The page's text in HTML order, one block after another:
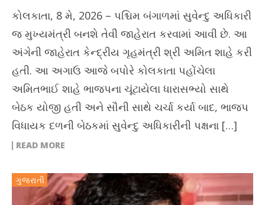
કોલકાતા, 8 મે, 2026 – પશ્ચિમ બંગાળમાં સુવેન્દુ અધિકારી
જ મુખ્યમંત્રી બનશે તેવી જાહેરાત કરવામાં આવી છે. આ
અંગેની જાહેરાત કેન્દ્રીય ગૃહમંત્રી શ્રી અમિત શાહે કરી
હતી. આ અગાઉ આજે બપોરે કોલકાતા પહોંચેલા
અમિતભાઈ શાહે ભાજપના ચૂંટાયેલા ધારાસભ્યો સાથે
બેઠક યોજી હતી અને સૌની સાથે ચર્ચા કર્યા બાદ, ભાજપ
વિધાયક દળની બેઠકમાં સુવેન્દુ અધિકારીની પક્ષના […]
READ MORE
ગુજરાતી